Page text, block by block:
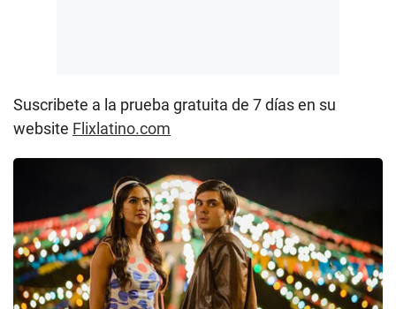
Suscribete a la prueba gratuita de 7 días en su
website Flixlatino.com